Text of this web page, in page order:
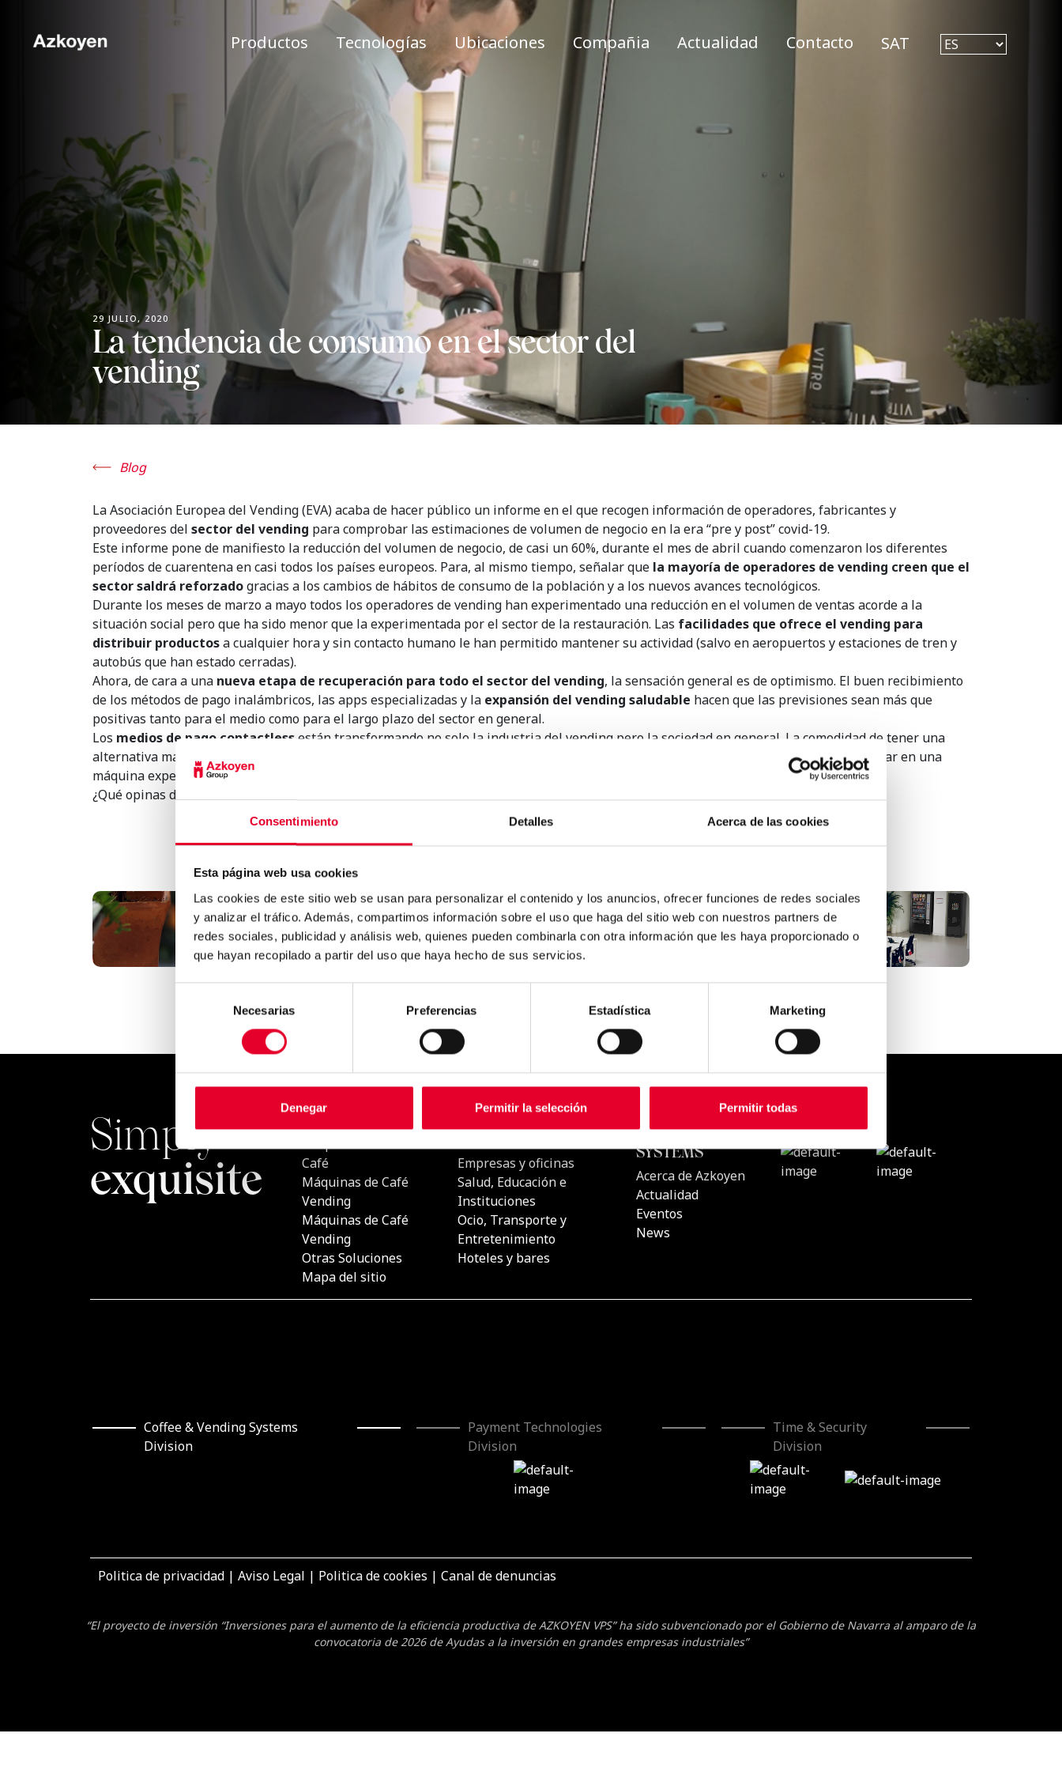
Consentimiento Detalles Acerca de las cookies
Esta página web usa cookies
Las cookies de este sitio web se usan para personalizar el contenido y los anuncios, ofrecer funciones de redes sociales
y analizar el tráfico. Además, compartimos información sobre el uso que haga del sitio web con nuestros partners de
redes sociales, publicidad y análisis web, quienes pueden combinarla con otra información que les haya proporcionado o
que hayan recopilado a partir del uso que haya hecho de sus servicios.
consentimiento
Necesarias Preferencias Estadística Marketing
Denegar Permitir la selección Permitir todas
Productos Tecnologías Ubicaciones Compañia Actualidad Contacto SAT
29 JULIO, 2020
La tendencia de consumo en el sector del
vending
Blog
La Asociación Europea del Vending (EVA) acaba de hacer público un informe en el que recogen información de operadores, fabricantes y
proveedores del sector del vending para comprobar las estimaciones de volumen de negocio en la era “pre y post” covid-19.
Este informe pone de manifiesto la reducción del volumen de negocio, de casi un 60%, durante el mes de abril cuando comenzaron los diferentes
períodos de cuarentena en casi todos los países europeos. Para, al mismo tiempo, señalar que la mayoría de operadores de vending creen que el
sector saldrá reforzadogracias a los cambios de hábitos de consumo de la población y a los nuevos avances tecnológicos.
Durante los meses de marzo a mayo todos los operadores de vending han experimentado una reducción en el volumen de ventas acorde a la
situación social pero que ha sido menor que la experimentada por el sector de la restauración. Las facilidades que ofrece el vending para
distribuir productosa cualquier hora y sin contacto humano le han permitido mantener su actividad (salvo en aeropuertos y estaciones de tren y
autobús que han estado cerradas).
Ahora, de cara a una nueva etapa de recuperación para todo el sector del vending, la sensación general es de optimismo. El buen recibimiento
de los métodos de pago inalámbricos, las apps especializadas y la expansión del vending saludable hacen que las previsiones sean más que
positivas tanto para el medio como para el largo plazo del sector en general.
Los medios de pago contactlessestán transformando no solo la industria del vending pero la sociedad en general. La comodidad de tener una
alternativa más para pagar tu café o la comida sin tener que preocuparte del dinero en efectivo facilitan aún más el proceso de comprar en una
máquina expendedora.
¿Qué opinas de este tema? ¿Cuéntanos qué te parece la posición del sector del vending en esta etapa de recuperación?
Refréscate en verano con los
mejores cócteles de...
La nueva normalidad ayuda
a que los espacios vendi...
Simply
exquisite
PRODUCTOS
Máquinas automáticas de
Café
Máquinas de Café
Vending
Máquinas de Café
Vending
Otras Soluciones
Mapa del sitio
Horeca/OCS
Empresas y oficinas
Salud, Educación e
Instituciones
Ocio, Transporte y
Entretenimiento
Hoteles y bares
COFFEE&VENDING
SYSTEMS
Acerca de Azkoyen
Actualidad
Eventos
News
Coffee & Vending Systems
Division
Payment Technologies
Division
Time & Security
Division
Politica de privacidad| Aviso Legal | Politica de cookies | Canal de denuncias
“El proyecto de inversión “Inversiones para el aumento de la eficiencia productiva de AZKOYEN VPS” ha sido subvencionado por el Gobierno de Navarra al amparo de la
convocatoria de 2026 de Ayudas a la inversión en grandes empresas industriales”